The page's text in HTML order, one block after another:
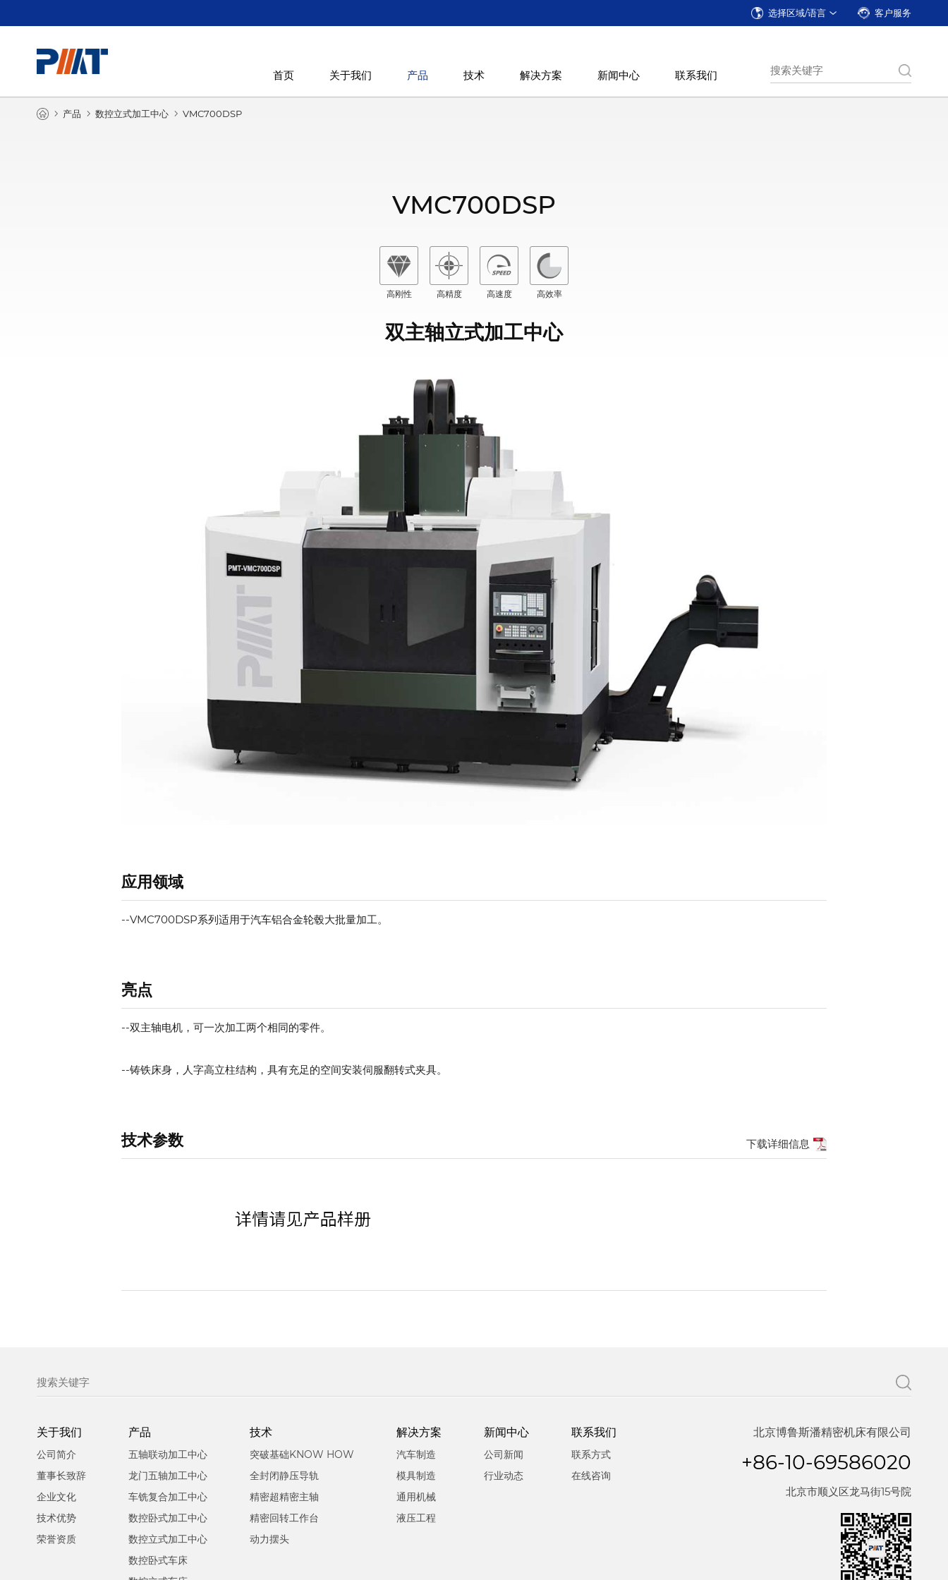
客户服务
选择区域/语言
首页 关于我们 产品 技术 解决方案 新闻中心 联系我们
产品
Products
产品 数控立式加工中心 VMC700DSP
VMC700DSP
高刚性 高精度 高速度 高效率
双主轴立式加工中心
应用领域
--VMC700DSP系列适用于汽车铝合金轮毂大批量加工。
亮点
--双主轴电机，可一次加工两个相同的零件。
--铸铁床身，人字高立柱结构，具有充足的空间安装伺服翻转式夹具。
下载详细信息
技术参数
关于我们
公司简介
董事长致辞
企业文化
技术优势
荣誉资质
产品
五轴联动加工中心
龙门五轴加工中心
车铣复合加工中心
数控卧式加工中心
数控立式加工中心
数控卧式车床
技术
突破基础KNOW HOW
全封闭静压导轨
精密超精密主轴
精密回转工作台
动力摆头
解决方案
汽车制造
模具制造
通用机械
液压工程
新闻中心
公司新闻
行业动态
联系我们
联系方式
在线咨询
北京博鲁斯潘精密机床有限公司
+86-10-69586020
北京市顺义区龙马街15号院